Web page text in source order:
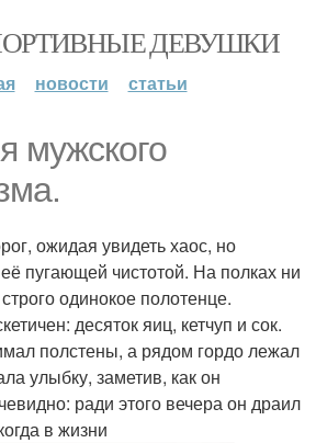
ДЕВУШКИ
новости статьи
мужского
ожидая увидеть хаос, но
пугающей чистотой. На полках ни
одинокое полотенце.
десяток яиц, кетчуп и сок.
полстены, а рядом гордо лежал
улыбку, заметив, как он
ради этого вечера он драил
в жизни